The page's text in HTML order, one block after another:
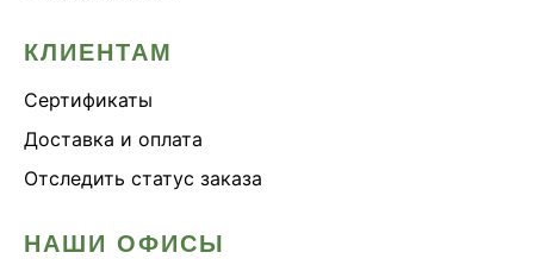
КЛИЕНТАМ
Сертификаты
Доставка и оплата
Отследить статус заказа
НАШИ ОФИСЫ